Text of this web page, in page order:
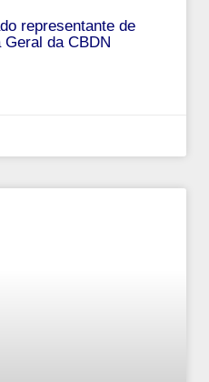
‌representante‌ ‌de‌
‌da‌ ‌CBDN‌